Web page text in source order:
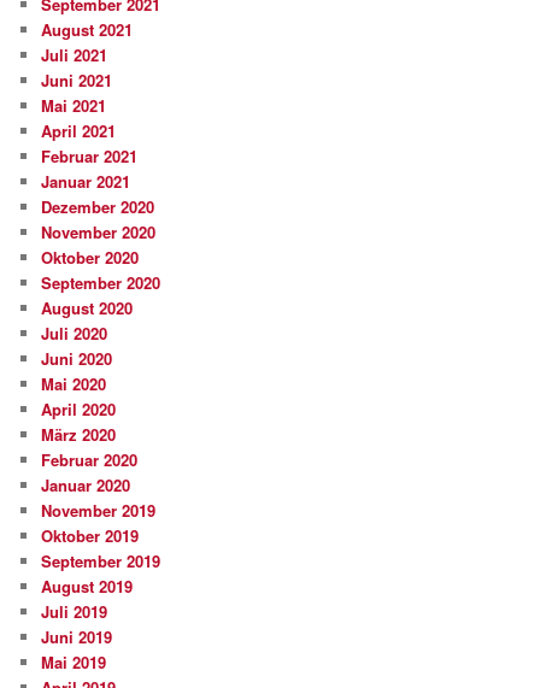
September 2021
August 2021
Juli 2021
Juni 2021
Mai 2021
April 2021
Februar 2021
Januar 2021
Dezember 2020
November 2020
Oktober 2020
September 2020
August 2020
Juli 2020
Juni 2020
Mai 2020
April 2020
März 2020
Februar 2020
Januar 2020
November 2019
Oktober 2019
September 2019
August 2019
Juli 2019
Juni 2019
Mai 2019